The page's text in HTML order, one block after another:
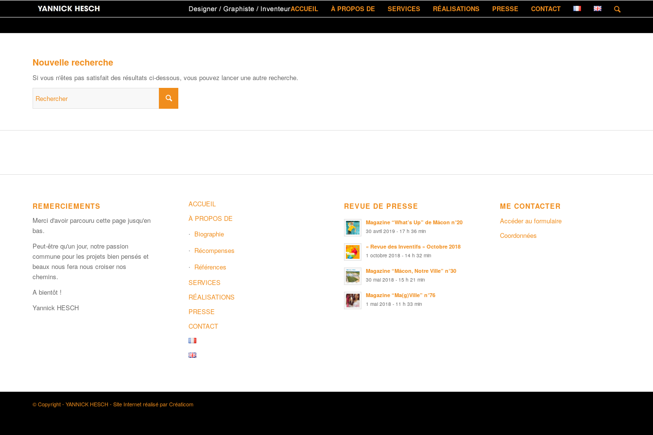
ACCUEIL À PROPOS DE SERVICES RÉALISATIONS PRESSE CONTACT
Nouvelle recherche
Si vous n'êtes pas satisfait des résultats ci-dessous, vous pouvez lancer une autre recherche.
REMERCIEMENTS
Merci d'avoir parcouru cette page jusqu'en
bas.
Peut-être qu'un jour, notre passion
commune pour les projets bien pensés et
beaux nous fera nous croiser nos
chemins.
A bientôt !
Yannick HESCH
ACCUEIL
À PROPOS DE
Biographie
Récompenses
Références
SERVICES
RÉALISATIONS
PRESSE
CONTACT
REVUE DE PRESSE
Magazine “What’s Up” de Mâcon n°20
30 avril 2019 - 17 h 36 min
« Revue des Inventifs » Octobre 2018
1 octobre 2018 - 14 h 32 min
Magazine “Mâcon, Notre Ville” n°30
30 mai 2018 - 15 h 21 min
Magazine “Ma(g)Ville” n°76
1 mai 2018 - 11 h 33 min
ME CONTACTER
Accéder au formulaire
Coordonnées
© Copyright - YANNICK HESCH - Site Internet réalisé par Créaticom